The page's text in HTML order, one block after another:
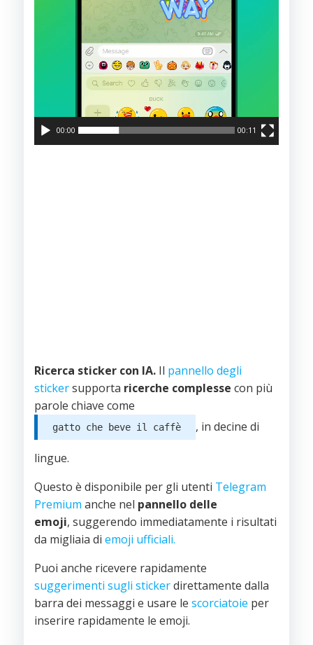
00:00 00:11
Ricerca sticker con IA. Il pannello degli
stickersupporta ricerche complesse con più
parole chiave come
gatto che beve il caffè , in decine di
lingue.
Questo è disponibile per gli utenti Telegram
Premium anche nel pannello delle
emoji, suggerendo immediatamente i risultati
da migliaia di emoji ufficiali.
Puoi anche ricevere rapidamente
suggerimenti sugli stickerdirettamente dalla
barra dei messaggi e usare le scorciatoie per
inserire rapidamente le emoji.